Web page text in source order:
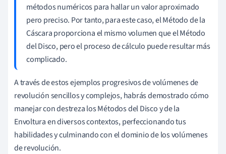
métodos numéricos para hallar un valor aproximado
pero preciso. Por tanto, para este caso, el Método de la
Cáscara proporciona el mismo volumen que el Método
del Disco, pero el proceso de cálculo puede resultar más
complicado.
A través de estos ejemplos progresivos de volúmenes de
revolución sencillos y complejos, habrás demostrado cómo
manejar con destreza los Métodos del Disco y de la
Envoltura en diversos contextos, perfeccionando tus
habilidades y culminando con el dominio de los volúmenes
de revolución.